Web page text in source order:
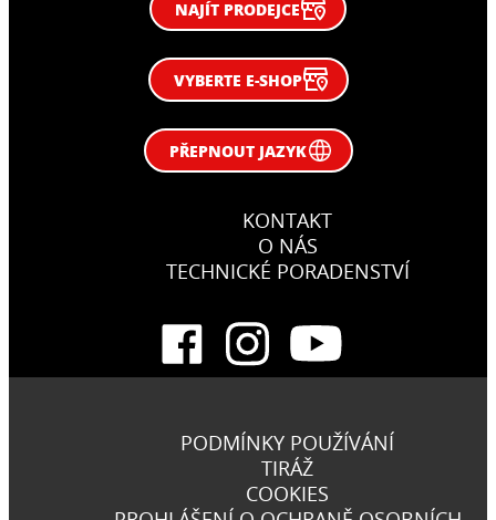
NAJÍT PRODEJCE
VYBERTE E-SHOP
PŘEPNOUT JAZYK
KONTAKT
O NÁS
TECHNICKÉ PORADENSTVÍ
PODMÍNKY POUŽÍVÁNÍ
TIRÁŽ
COOKIES